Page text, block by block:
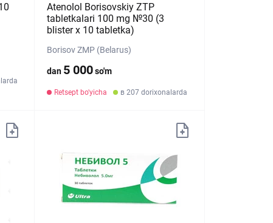
Atenolol Borisovskiy ZTP
tabletkalari 100 mg №30 (3
blister х 10 tabletka)
Borisov ZMP (Belarus)
dan 5 000so'm
Retsept bo'yicha в 207 dorixonalarda